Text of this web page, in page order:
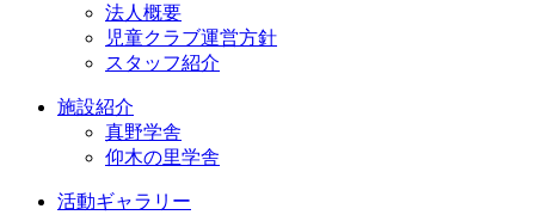
法人概要
児童クラブ運営方針
スタッフ紹介
施設紹介
真野学舎
仰木の里学舎
活動ギャラリー